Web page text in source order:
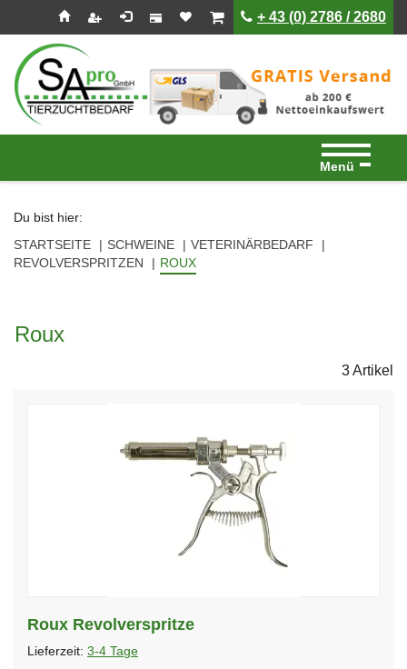
Seitenebreiche:
ist leerist leer+ 43 (0) 2786 / 2680
Menü
Du bist hier:
STARTSEITE
SCHWEINE
VETERINÄRBEDARF
REVOLVERSPRITZEN
ROUX
Roux
3 Artikel
Roux Revolverspritze
Lieferzeit: 3-4 Tage